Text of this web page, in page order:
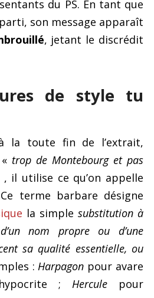
du PS. En tant que
son message apparaît
, jetant le discrédit
de style tu
la toute fin de l’extrait,
trop de Montebourg et pas
, il utilise ce qu’on appelle
terme barbare désigne
la simple substitution à
nom propre ou d’une
sa qualité essentielle, ou
: Harpagon pour avare
; Hercule pour